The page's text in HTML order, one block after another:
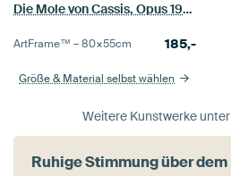
Die Mole von Cassis, Opus 198, Paul Signac - 1889
ArtFrame™ –80×55cm 185,-
Größe & Material selbst wählen
Weitere Kunstwerke
Ruhige Stimmung über